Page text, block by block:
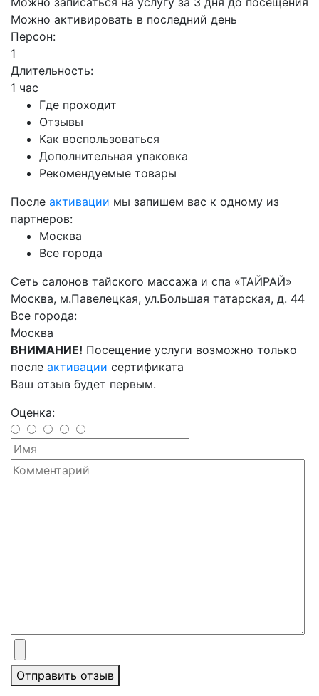
Можно активировать в последний день
Персон:
1
Длительность:
1 час
Где проходит
Отзывы
Как воспользоваться
Дополнительная упаковка
Рекомендуемые товары
После активации мы запишем вас к одному из
партнеров:
Москва
Все города
Cеть салонов тайского массажа и спа «ТАЙРАЙ»
Москва, м.Павелецкая, ул.Большая татарская, д. 44
Все города:
Москва
ВНИМАНИЕ! Посещение услуги возможно только
после активации сертификата
Ваш отзыв будет первым.
Оценка:
Отправить отзыв